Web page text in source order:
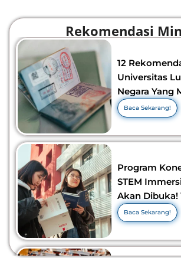
Rekomendasi
12
Universitas
Negara Yang
Visa Murah di
Baca Sekarang!
Program
STEM
Akan Dibuka! Yuk Cari
Tahu Info
Baca Sekarang!